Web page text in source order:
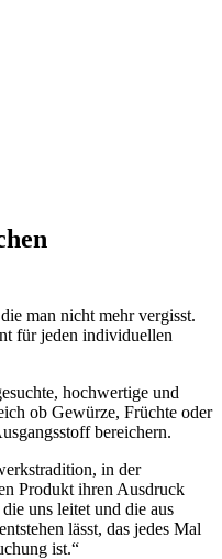
man nicht mehr vergisst.
für jeden individuellen
hochwertige und
ob Gewürze, Früchte oder
bereichern.
in der
Produkt ihren Ausdruck
uns leitet und die aus
lässt, das jedes Mal
ist.“